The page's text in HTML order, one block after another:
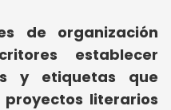
de organización
establecer
y etiquetas que
literarios